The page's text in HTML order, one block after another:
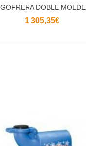
GOFRERA DOBLE MOLDE
1 305,35€